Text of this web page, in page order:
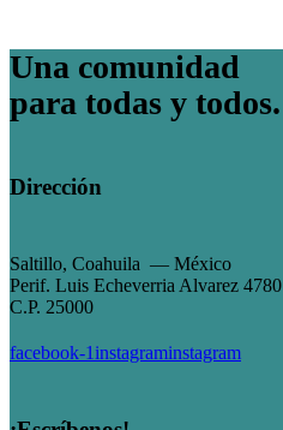
Una comunidad
para todas y todos.
Dirección
Saltillo, Coahuila — México
Perif. Luis Echeverria Alvarez 4780
C.P. 25000
facebook-1instagraminstagram